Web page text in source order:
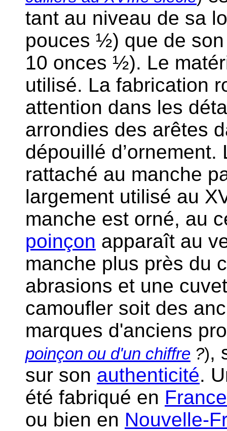
tant au niveau de sa
pouces ½) que de
10 onces ½). Le
utilisé. La fabrication
attention dans les
arrondies des arêtes
dépouillé
rattaché au manche
largement utilisé au
manche est orné, au
poinçon apparaît au
manche plus près du
abrasions et une
camoufler soit des
marques d'anciens
poinçon ou d'un chiffre ?),
sur son authenticité.
été fabriqué en France
ou bien en Nouvelle-